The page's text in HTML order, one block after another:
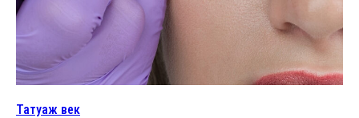
Татуаж век